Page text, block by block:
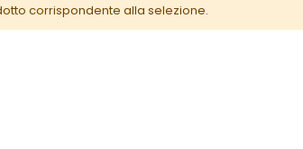
corrispondente alla selezione.